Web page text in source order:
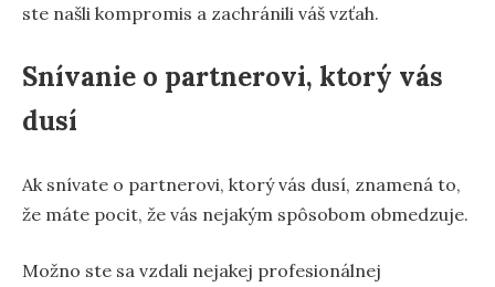
ste našli kompromis a zachránili váš vzťah.
Snívanie o partnerovi, ktorý vás
dusí
Ak snívate o partnerovi, ktorý vás dusí, znamená to,
že máte pocit, že vás nejakým spôsobom obmedzuje.
Možno ste sa vzdali nejakej profesionálnej